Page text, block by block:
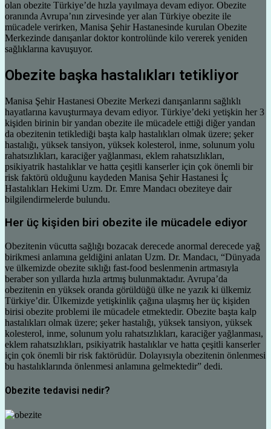
olan obezite Türkiye’de hızla yayılmaya devam ediyor. Obezite
oranında Avrupa’nın zirvesinde yer alan Türkiye obezite ile
mücadele verirken, Manisa Şehir Hastanesinde kurulan Obezite
Merkezinde danışanlar doktor kontrolünde kilo vererek yeniden
sağlıklarına kavuşuyor.
Obezite başka hastalıkları tetikliyor
Manisa Şehir Hastanesi Obezite Merkezi danışanlarını sağlıklı
hayatlarına kavuşturmaya devam ediyor. Türkiye’deki yetişkin her 3
kişiden birinin bir yandan obezite ile mücadele ettiği diğer yandan
da obezitenin tetiklediği başta kalp hastalıkları olmak üzere; şeker
hastalığı, yüksek tansiyon, yüksek kolesterol, inme, solunum yolu
rahatsızlıkları, karaciğer yağlanması, eklem rahatsızlıkları,
psikiyatrik hastalıklar ve hatta çeşitli kanserler için çok önemli bir
risk faktörü olduğunu kaydeden Manisa Şehir Hastanesi İç
Hastalıkları Hekimi Uzm. Dr. Emre Mandacı obeziteye dair
bilgilendirmelerde bulundu.
Her üç kişiden biri obezite ile mücadele ediyor
Obezitenin vücutta sağlığı bozacak derecede anormal derecede yağ
birikmesi anlamına geldiğini anlatan Uzm. Dr. Mandacı, “Dünyada
ve ülkemizde obezite sıklığı fast-food beslenmenin artmasıyla
beraber son yıllarda hızla artmış bulunmaktadır. Avrupa’da
obezitenin en yüksek oranda görüldüğü ülke ne yazık ki ülkemiz
Türkiye’dir. Ülkemizde yetişkinlik çağına ulaşmış her üç kişiden
birisi obezite problemi ile mücadele etmektedir. Obezite başta kalp
hastalıkları olmak üzere; şeker hastalığı, yüksek tansiyon, yüksek
kolesterol, inme, solunum yolu rahatsızlıkları, karaciğer yağlanması,
eklem rahatsızlıkları, psikiyatrik hastalıklar ve hatta çeşitli kanserler
için çok önemli bir risk faktörüdür. Dolayısıyla obezitenin önlenmesi
bu hastalıklarında önlenmesi anlamına gelmektedir” dedi.
Obezite tedavisi nedir?